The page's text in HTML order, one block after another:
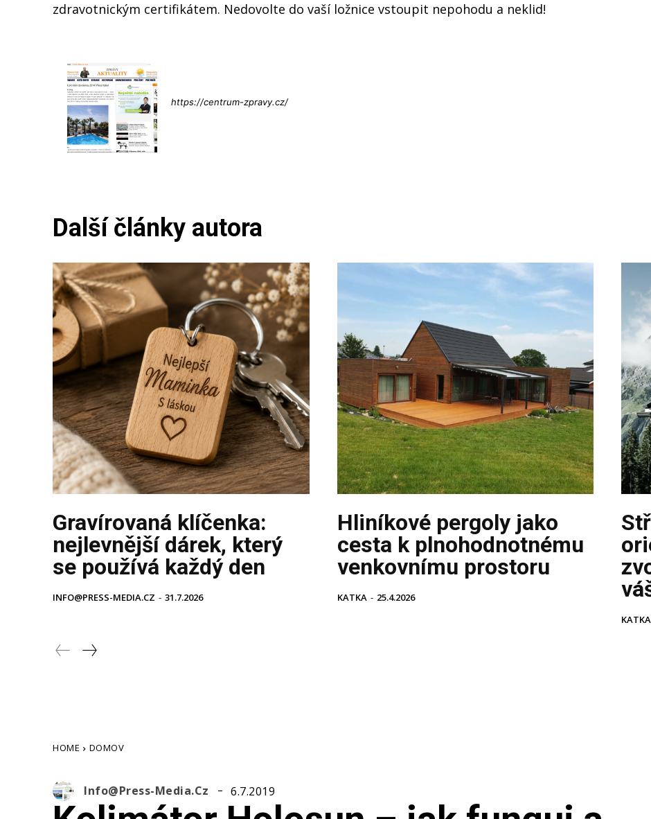
zdravotnickým certifikátem. Nedovolte do vaší ložnice vstoupit nepohodu a neklid!
https://centrum-zpravy.cz/
Další články autora
Gravírovaná klíčenka:
nejlevnější dárek, který
se používá každý den
INFO@PRESS-MEDIA.CZ - 31.7.2026
Hliníkové pergoly jako
cesta k plnohodnotnému
venkovnímu prostoru
KATKA - 25.4.2026
KATKA